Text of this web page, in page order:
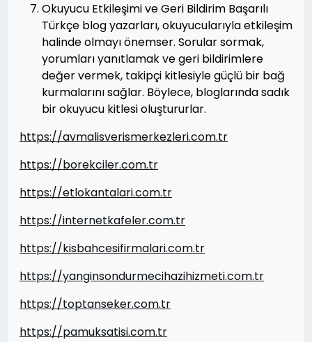
Okuyucu Etkileşimi ve Geri Bildirim Başarılı
Türkçe blog yazarları, okuyucularıyla etkileşim
halinde olmayı önemser. Sorular sormak,
yorumları yanıtlamak ve geri bildirimlere
değer vermek, takipçi kitlesiyle güçlü bir bağ
kurmalarını sağlar. Böylece, bloglarında sadık
bir okuyucu kitlesi oluştururlar.
https://avmalisverismerkezleri.com.tr
https://borekciler.com.tr
https://etlokantalari.com.tr
https://internetkafeler.com.tr
https://kisbahcesifirmalari.com.tr
https://yanginsondurmecihazihizmeti.com.tr
https://toptanseker.com.tr
https://pamuksatisi.com.tr